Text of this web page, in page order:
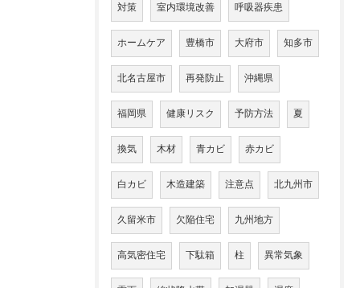
対策 室内環境改善 呼吸器疾患
ホームケア 豊橋市 大府市 知多市
北名古屋市 再発防止 沖縄県
福岡県 健康リスク 予防方法 夏
換気 木材 青カビ 赤カビ
白カビ 木造建築 注意点 北九州市
久留米市 欠陥住宅 九州地方
高気密住宅 下駄箱 柱 異常気象